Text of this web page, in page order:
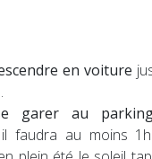
en voiture
garer au
faudra au moins